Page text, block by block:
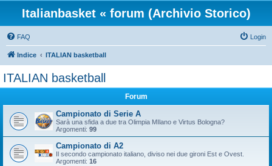
Italianbasket « forum (Archivio Storico)
FAQ Login
Indice ITALIAN basketball
ITALIAN basketball
Forum
Campionato di Serie A
Sarà una sfida a due tra Olimpia MIlano e Virtus Bologna?
Argomenti: 99
Campionato di A2
Il secondo campionato italiano, diviso nei due gironi Est e Ovest.
Argomenti: 16